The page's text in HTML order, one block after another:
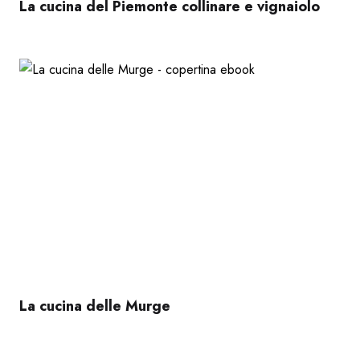
La cucina del Piemonte collinare e vignaiolo
La cucina delle Murge